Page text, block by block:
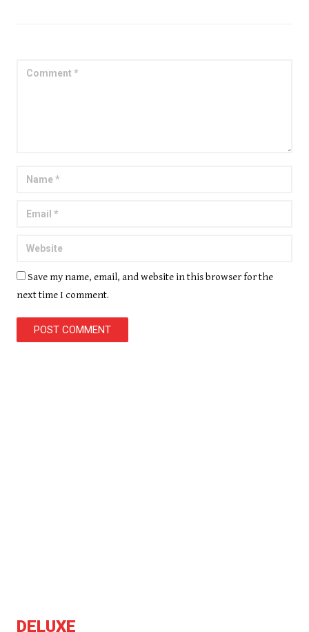
Save my name, email, and website in this browser for the
next time I comment.
DELUXE